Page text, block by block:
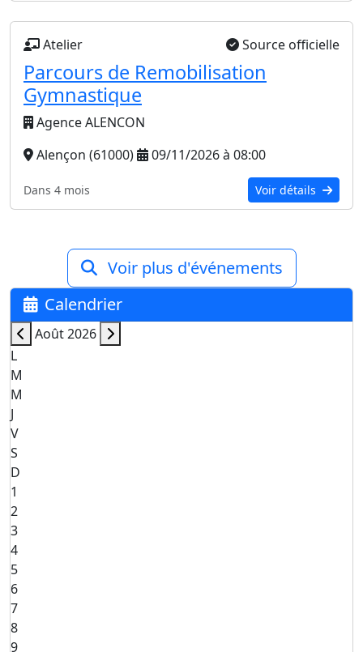
Atelier Source officielle
Parcours de Remobilisation
Gymnastique
Agence ALENCON
Alençon (61000)
09/11/2026 à 08:00
Dans 4 mois Voir détails
Voir plus d'événements
Calendrier
Août 2026
L
M
M
J
V
S
D
1
2
3
4
5
6
7
8
9